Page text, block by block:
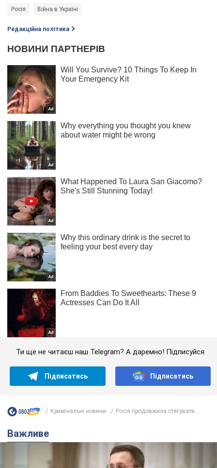
Росія Війна в Україні
Редакційна політика
Ти ще не читаєш наш Telegram? А даремно! Підписуйся
Підписатись Підписатись
Кримінальні новини Росія продовжила стягувати...
Важливе